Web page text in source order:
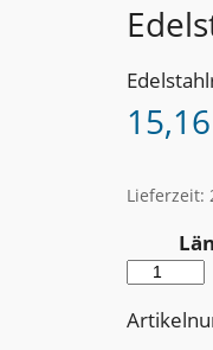
15,16
Lieferzeit:
e